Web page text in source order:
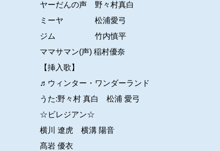
ヤーだんの声 野々村真白
ミーヤ 松浦愛弓
ジム 竹内慎平
ママサマン(声) 稲村優奈
【挿入歌】
♬ウィンター・ワンダーランド
うた:野々村 真白 松浦 愛弓
☆ビレジアン☆
横川 遼虎 横溝 陽音
髙岩 優衣